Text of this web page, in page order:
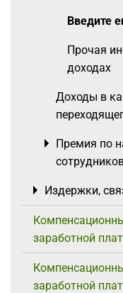
Введите
Прочая
доходах
Доходы в
Премия по
Toggle menu
Издержки,
Toggle menu
заработной
заработной